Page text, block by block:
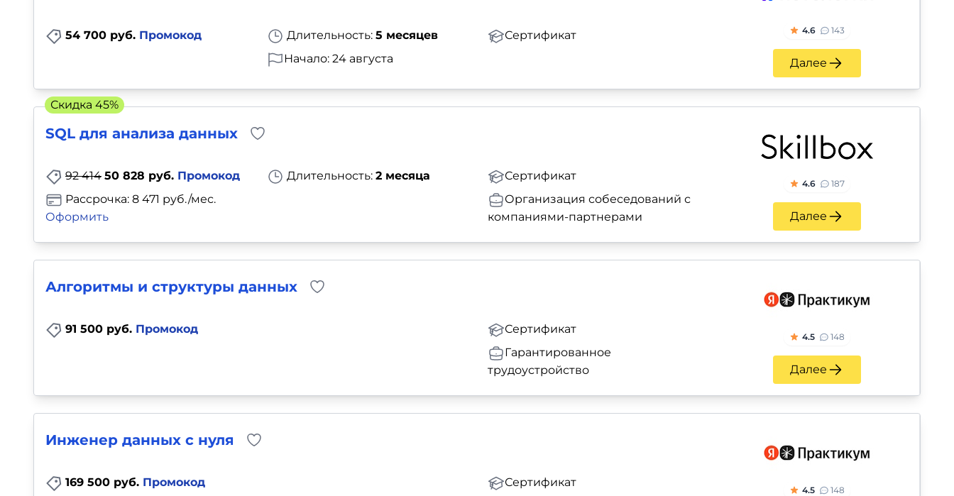
54 700 руб. Промокод Длительность: 5 месяцев
Сертификат
Начало: 24 августа
4.6 143
Далее
SQL для анализа данных
92 414 50 828 руб. Промокод Длительность: 2 месяца
Сертификат
Рассрочка: 8 471 руб./мес.
Оформить
Организация собеседований с
компаниями-партнерами
4.6 187
Далее
Скидка 45%
Алгоритмы и структуры данных
91 500 руб. Промокод
Сертификат
Гарантированное
трудоустройство
4.5 148
Далее
Инженер данных с нуля
169 500 руб. Промокод
Сертификат
4.5 148